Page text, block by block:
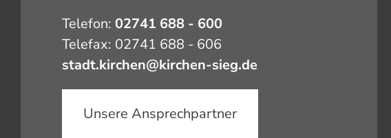
Telefon: 02741 688 - 600
Telefax: 02741 688 - 606
stadt.kirchen@kirchen-sieg.de
Unsere Ansprechpartner